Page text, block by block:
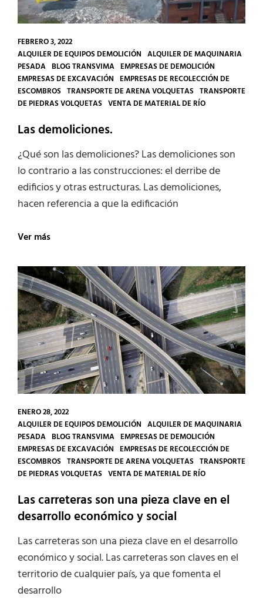
FEBRERO 3, 2022
CATEGORIES
ALQUILER DE EQUIPOS DEMOLICIÓN ALQUILER DE MAQUINARIA
PESADA BLOG TRANSVIMA EMPRESAS DE DEMOLICIÓN
EMPRESAS DE EXCAVACIÓN EMPRESAS DE RECOLECCIÓN DE
ESCOMBROS TRANSPORTE DE ARENA VOLQUETAS TRANSPORTE
DE PIEDRAS VOLQUETAS VENTA DE MATERIAL DE RÍO
Las demoliciones.
¿Qué son las demoliciones? Las demoliciones son
lo contrario a las construcciones: el derribe de
edificios y otras estructuras. Las demoliciones,
hacen referencia a que la edificación
Ver másLas
ENERO 28, 2022
CATEGORIES
ALQUILER DE EQUIPOS DEMOLICIÓN ALQUILER DE MAQUINARIA
PESADA BLOG TRANSVIMA EMPRESAS DE DEMOLICIÓN
EMPRESAS DE EXCAVACIÓN EMPRESAS DE RECOLECCIÓN DE
ESCOMBROS TRANSPORTE DE ARENA VOLQUETAS TRANSPORTE
DE PIEDRAS VOLQUETAS VENTA DE MATERIAL DE RÍO
Las carreteras son una pieza clave en el
desarrollo económico y social
Las carreteras son una pieza clave en el desarrollo
económico y social. Las carreteras son claves en el
territorio de cualquier país, ya que fomenta el
desarrollo